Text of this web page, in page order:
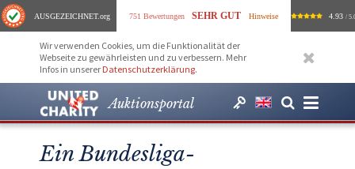
AUSGEZEICHNET.org 751 Bewertungen SEHR GUT Hinweise 4.93 /
Wir verwenden Cookies, um die Funktionalität der
Webseite zu gewährleisten und zu verbessern. Mehr
Infos in unserer Datenschutzerklärung.
Auktionsportal
Ein Bundesliga-